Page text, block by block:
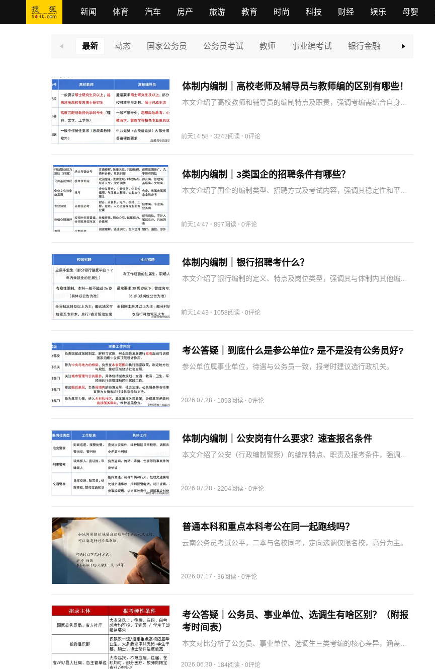
新闻 体育 汽车 房产 旅游 教育 时尚 科技 财经 娱乐 母婴
最新 动态 国家公务员 公务员考试 教师 事业编考试 银行金融 军队文职
体制内编制｜高校老师及辅导员与教师编的区别有哪些！
本文介绍了高校教师和辅导员的编制特点及职责，强调考编需结合自身情
前天14:58 · 3242阅读 · 0评论
体制内编制｜3类国企的招聘条件有哪些？
本文介绍了国企的编制类型、招聘方式及考试内容，强调其稳定性和平台
前天14:47 · 897阅读 · 0评论
体制内编制｜银行招聘考什么？
本文介绍了银行编制的定义、特点及岗位类型，强调其与体制内其他编制
前天14:43 · 1058阅读 · 0评论
考公答疑｜到底什么是参公单位? 是不是没有公务员好?
参公单位属事业单位，待遇与公务员一致，报考时建议选行政机关。
2026.07.28 · 1093阅读 · 0评论
体制内编制｜公安岗有什么要求？速查报名条件
本文介绍了公安（行政编制警察）的编制特点、职责及报考条件，强调其
2026.07.28 · 2204阅读 · 0评论
普通本科和重点本科考公在同一起跑线吗？
云南公务员考试公平，二本与名校同考，定向选调仅限名校，高分为主。
2026.07.17 · 36阅读 · 0评论
考公答疑｜公务员、事业单位、选调生有啥区别？（附报
考时间表）
本文对比分析了公务员、事业单位、选调生三类考编的核心差异，涵盖编
2026.06.30 · 184阅读 · 0评论